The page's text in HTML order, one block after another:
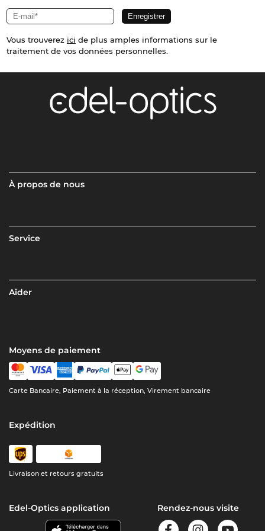
Vous trouverez ici de plus amples informations sur le
traitement de vos données personnelles.
À propos de nous
Service
Aider
Moyens de paiement
Carte Bancaire, Paiement à la réception, Virement bancaire
Expédition
Livraison et retours gratuits
Edel-Optics application Rendez-nous visite